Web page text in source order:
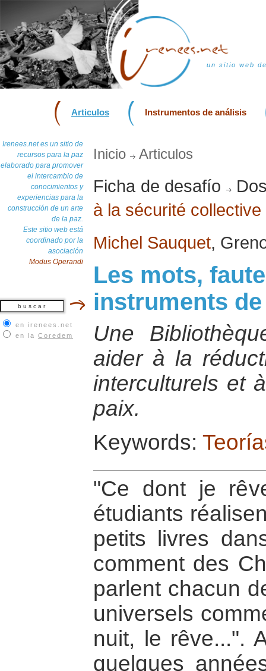
un sitio web
Articulos Instrumentos de análisis
Irenees.net es un sitio de
recursos para la paz
elaborado para promover
el intercambio de
conocimientos y
experiencias para la
construcción de un arte
de la paz.
Este sitio web está
coordinado por la
asociación
Modus Operandi
en irenees.net
en la Coredem
Inicio Articulos
Ficha de desafío
à la sécurité collective
Michel Sauquet,
Les mots,
instruments
Une
aider à la
interculturels et
paix.
Keywords:
"Ce dont je
étudiants
petits livres
comment des
parlent chacun
universels
nuit, le rêve...".
quelques